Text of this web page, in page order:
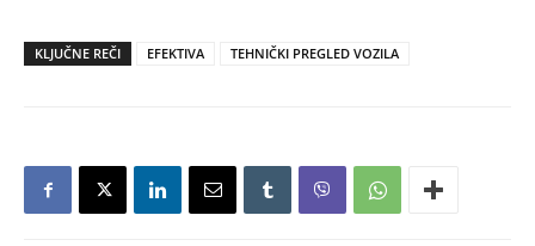
KLJUČNE REČI EFEKTIVA TEHNIČKI PREGLED VOZILA